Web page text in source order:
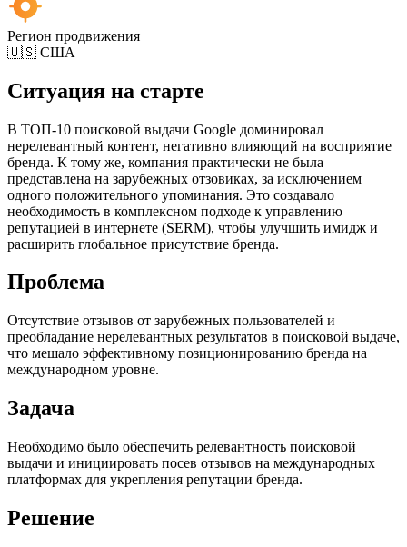
Регион продвижения
🇺🇸 США
Ситуация на старте
В ТОП-10 поисковой выдачи Google доминировал
нерелевантный контент, негативно влияющий на восприятие
бренда. К тому же, компания практически не была
представлена на зарубежных отзовиках, за исключением
одного положительного упоминания. Это создавало
необходимость в комплексном подходе к управлению
репутацией в интернете (SERM), чтобы улучшить имидж и
расширить глобальное присутствие бренда.
Проблема
Отсутствие отзывов от зарубежных пользователей и
преобладание нерелевантных результатов в поисковой выдаче,
что мешало эффективному позиционированию бренда на
международном уровне.
Задача
Необходимо было обеспечить релевантность поисковой
выдачи и инициировать посев отзывов на международных
платформах для укрепления репутации бренда.
Решение